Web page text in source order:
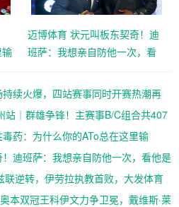
迈博体育 状元叫板东契奇！迪
班萨：我想亲自防他一次，看
持续火爆，四站赛事同时开赛热潮再
站｜群雄争锋！主赛事B/C组合共407
洪军分别登顶小组CL，多场混合游戏
毒药：为什么你的ATo总在这里输
迪班萨：我想亲自防他一次，看他是
逆转，伊劳拉执教首败，大发体育
本双冠王科伊文力争卫冕，戴维斯·莱